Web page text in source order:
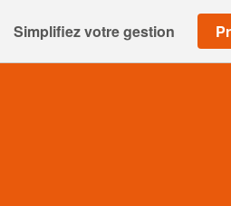
Simplifiez votre gestion